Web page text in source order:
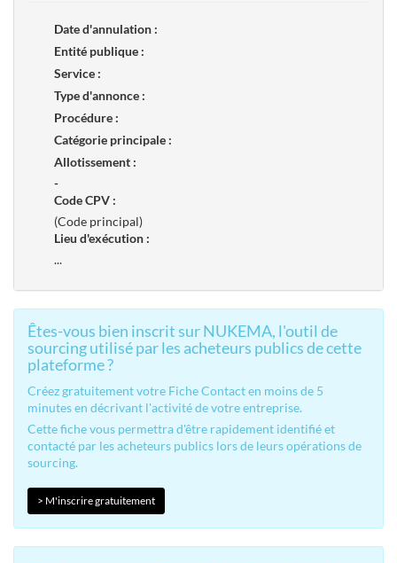
Date d'annulation :
Entité publique :
Service :
Type d'annonce :
Procédure :
Catégorie principale :
Allotissement :
-
Code CPV :
(Code principal)
Lieu d'exécution :
...
Êtes-vous bien inscrit sur NUKEMA, l'outil de
sourcing utilisé par les acheteurs publics de cette
plateforme ?
Créez gratuitement votre Fiche Contact en moins de 5
minutes en décrivant l'activité de votre entreprise.
Cette fiche vous permettra d'être rapidement identifié et
contacté par les acheteurs publics lors de leurs opérations de
sourcing.
> M'inscrire gratuitement